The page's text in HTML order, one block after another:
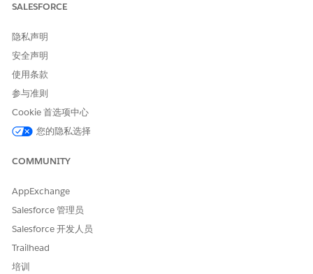
SALESFORCE
隐私声明
安全声明
使用条款
参与准则
Cookie 首选项中心
您的隐私选择
COMMUNITY
AppExchange
Salesforce 管理员
Salesforce 开发人员
Trailhead
培训